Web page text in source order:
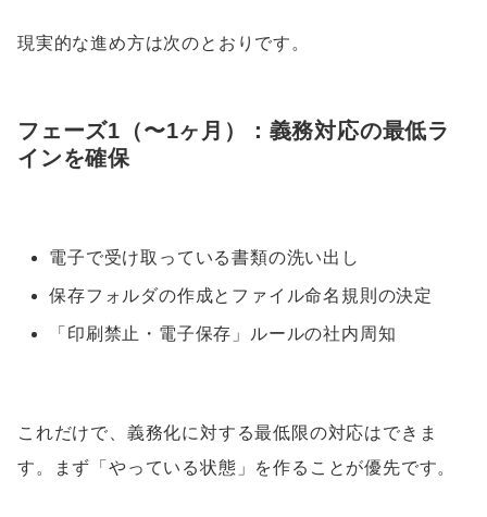
現実的な進め方は次のとおりです。
フェーズ1（〜1ヶ月）：義務対応の最低ラ
インを確保
電子で受け取っている書類の洗い出し
保存フォルダの作成とファイル命名規則の決定
「印刷禁止・電子保存」ルールの社内周知
これだけで、義務化に対する最低限の対応はできま
す。まず「やっている状態」を作ることが優先です。